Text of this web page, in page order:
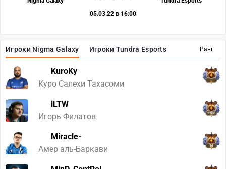
Ранг
Игроки Nigma Galaxy Игроки Tundra Esports
KuroKy
Куро Салехи Тахасоми
iLTW
Игорь Филатов
2206
Miracle-
Амер аль-Баркави
16
05.03.22 в 16:00